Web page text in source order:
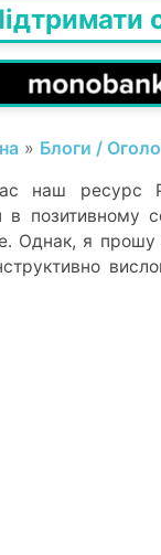
» Блоги /
наш ресурс
в позитивному
Однак, я прошу